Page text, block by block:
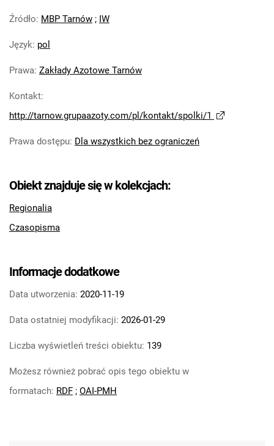
Robotniczego Zakładów Azotowych im.
Robotniczego Zakładów Azotowych im.
Robotniczego Zakładów Azotowych im.
Tarnowskie Azoty : Organ Samorządu
Feliksa Dzierżyńskiego. 1968, nr 14
Feliksa Dzierżyńskiego. 1968, nr 15
Feliksa Dzierżyńskiego. 1968, nr 16
Tarnowskie Azoty : Organ Samorządu
Feliksa Dzierżyńskiego. 1968, nr 17
Tarnowskie Azoty : Organ Samorządu
Feliksa Dzierżyńskiego. 1968, nr 18
Tarnowskie Azoty : Organ Samorządu
Źródło: MBP Tarnów ; IW
Język: pol
Prawa: Zakłady Azotowe Tarnów
Kontakt:
http://tarnow.grupaazoty.com/pl/kontakt/spolki/1
Prawa dostępu: Dla wszystkich bez ograniczeń
Obiekt znajduje się w kolekcjach:
Regionalia
Czasopisma
Informacje dodatkowe
Data utworzenia: 2020-11-19
Data ostatniej modyfikacji: 2026-01-29
Liczba wyświetleń treści obiektu: 139
Możesz również pobrać opis tego obiektu w
formatach: RDF ; OAI-PMH